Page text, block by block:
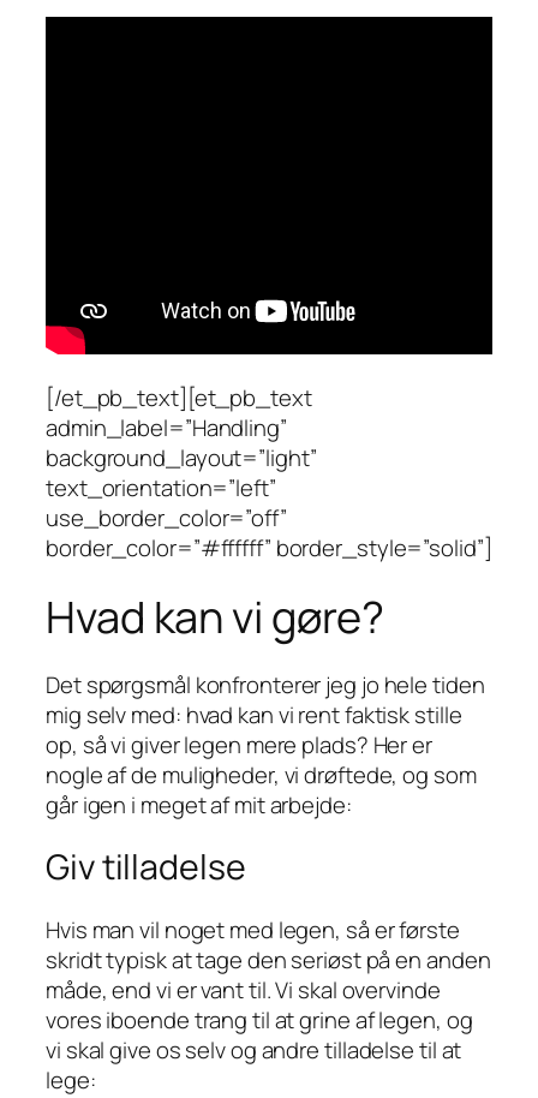
[/et_pb_text][et_pb_text
admin_label=”Handling”
background_layout=”light”
text_orientation=”left”
use_border_color=”off”
border_color=”#ffffff” border_style=”solid”]
Hvad kan vi gøre?
Det spørgsmål konfronterer jeg jo hele tiden
mig selv med: hvad kan vi rent faktisk stille
op, så vi giver legen mere plads? Her er
nogle af de muligheder, vi drøftede, og som
går igen i meget af mit arbejde:
Giv tilladelse
Hvis man vil noget med legen, så er første
skridt typisk at tage den seriøst på en anden
måde, end vi er vant til. Vi skal overvinde
vores iboende trang til at grine af legen, og
vi skal give os selv og andretilladelse til at
lege: